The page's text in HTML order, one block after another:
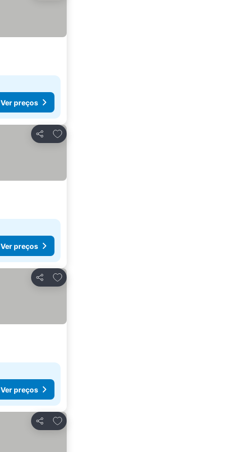
Ver preços
Partilhar
Adicionar aos favoritos
Ver preços
Partilhar
Adicionar aos favoritos
Ver preços
Partilhar
Adicionar aos favoritos